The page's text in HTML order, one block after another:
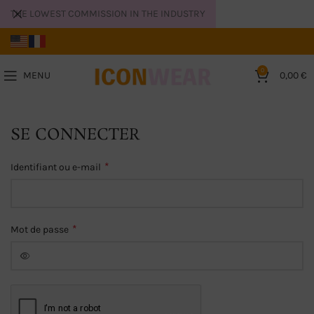
MENU 0 0,00€
SE CONNECTER
Identifiant ou e-mail *
Mot de passe *
THE LOWEST COMMISSION IN THE INDUSTRY